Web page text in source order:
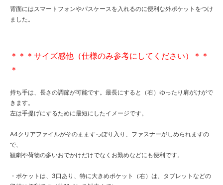
背面にはスマートフォンやパスケースを入れるのに便利な外ポケットをつけ
ました。
＊＊＊サイズ感他（仕様のみ参考にしてください）＊＊
＊
持ち手は、長さの調節が可能です。最長にすると（右）ゆったり肩がけがで
きます。
左は手提げにするために最短にしたイメージです。
A4クリアファイルがそのまますっぽり入り、ファスナーがしめられますの
で、
観劇や荷物の多いおでかけだけでなくお勤めなどにも便利です。
・ポケットは、3口あり、特に大きめポケット（右）は、タブレットなどの